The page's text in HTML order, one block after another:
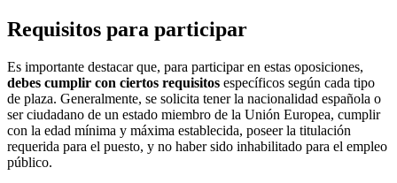
Requisitos para participar
Es importante destacar que, para participar en estas oposiciones,
debes cumplir con ciertos requisitos específicos según cada tipo
de plaza. Generalmente, se solicita tener la nacionalidad española o
ser ciudadano de un estado miembro de la Unión Europea, cumplir
con la edad mínima y máxima establecida, poseer la titulación
requerida para el puesto, y no haber sido inhabilitado para el empleo
público.